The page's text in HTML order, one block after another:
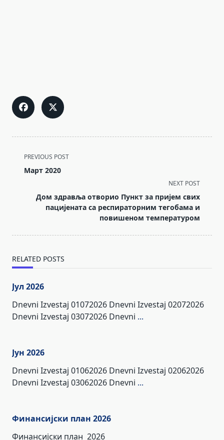
<span
class="nav-
screen-
PREVIOUS POST
Март 2020
NEXT POST
Дом здравља отворио Пункт за пријем свих
пацијената са респираторним тегобама и
повишеном температуром
RELATED POSTS
Јул 2026
Dnevni Izvestaj 01072026 Dnevni Izvestaj 02072026
Dnevni Izvestaj 03072026 Dnevni ...
Јун 2026
Dnevni Izvestaj 01062026 Dnevni Izvestaj 02062026
Dnevni Izvestaj 03062026 Dnevni ...
Финансијски план 2026
Финансијски план 2026